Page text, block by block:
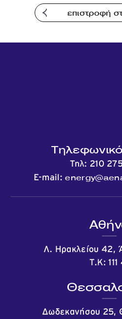
επιστροφή
Τηλ: 210
E-mail:
Λ. Ηρακλείου 42,
Τ.Κ: 111
Δωδεκανήσου 25,